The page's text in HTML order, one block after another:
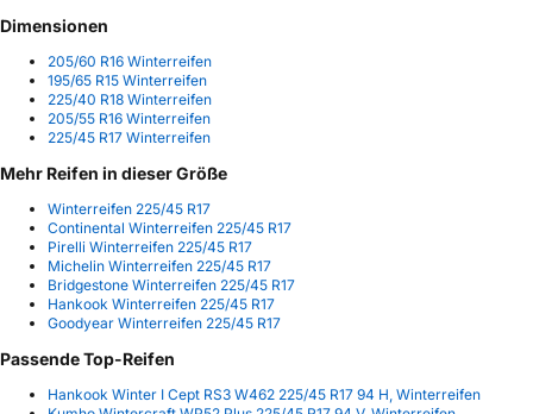
Dimensionen
205/60 R16 Winterreifen
195/65 R15 Winterreifen
225/40 R18 Winterreifen
205/55 R16 Winterreifen
225/45 R17 Winterreifen
Mehr Reifen in dieser Größe
Winterreifen 225/45 R17
Continental Winterreifen 225/45 R17
Pirelli Winterreifen 225/45 R17
Michelin Winterreifen 225/45 R17
Bridgestone Winterreifen 225/45 R17
Hankook Winterreifen 225/45 R17
Goodyear Winterreifen 225/45 R17
Passende Top-Reifen
Hankook Winter I Cept RS3 W462 225/45 R17 94 H, Winterreifen